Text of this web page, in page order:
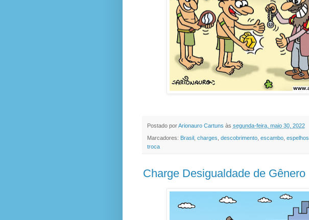
Postado porArionauro Cartuns às segunda-feira, maio 30, 2022
Marcadores: Brasil, charges descobrimento, escambo, espelhos
troca
Charge Desigualdade de Gênero